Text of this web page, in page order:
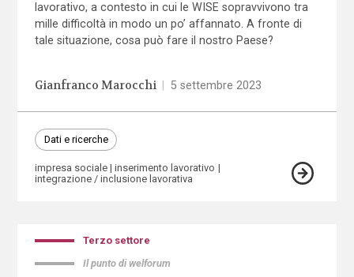
lavorativo, a contesto in cui le WISE sopravvivono tra
mille difficoltà in modo un po’ affannato. A fronte di
tale situazione, cosa può fare il nostro Paese?
Gianfranco Marocchi 5 settembre 2023
Dati e ricerche
impresa sociale
inserimento lavorativo
integrazione / inclusione lavorativa
Terzo settore
Il punto di welforum